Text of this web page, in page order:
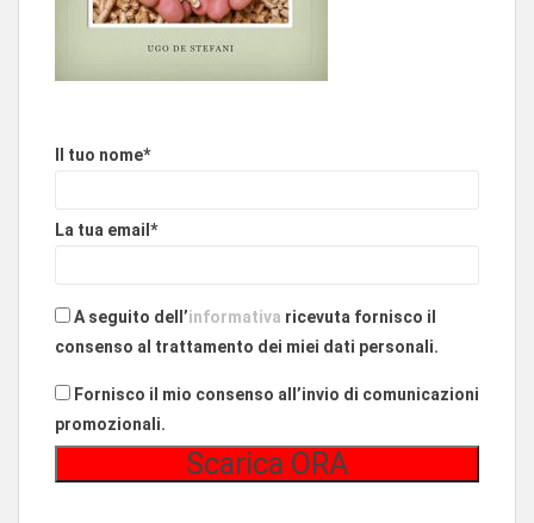
Il tuo nome*
La tua email*
A seguito dell’informativa ricevuta fornisco il
consenso al trattamento dei miei dati personali.
Fornisco il mio consenso all’invio di comunicazioni
promozionali.